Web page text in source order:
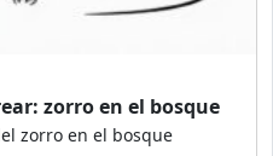
zorro en el bosque
zorro en el bosque